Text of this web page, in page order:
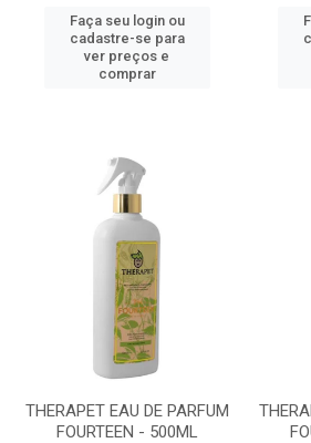
Faça seu login ou
cadastre-se para
ver preços e
comprar
THERAPET EAU DE PARFUM
FOURTEEN - 500ML